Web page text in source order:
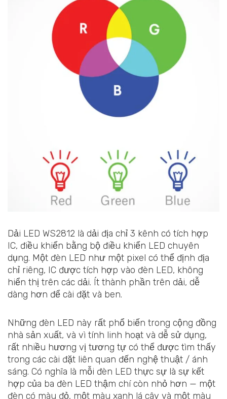
Dải LED WS2812 là dải địa chỉ 3 kênh có tích hợp
IC, điều khiển bằng bộ điều khiển LED chuyên
dụng. Một đèn LED như một pixel có thể định địa
chỉ riêng, IC được tích hợp vào đèn LED, không
hiển thị trên các dải. Ít thành phần trên dải, dễ
dàng hơn để cài đặt và ben.
Những đèn LED này rất phổ biến trong cộng đồng
nhà sản xuất, và vì tính linh hoạt và dễ sử dụng,
rất nhiều hương vị tương tự có thể được tìm thấy
trong các cài đặt liên quan đến nghệ thuật / ánh
sáng. Có nghĩa là mỗi đèn LED thực sự là sự kết
hợp của ba đèn LED thậm chí còn nhỏ hơn — một
đèn có màu đỏ, một màu xanh lá cây và một màu